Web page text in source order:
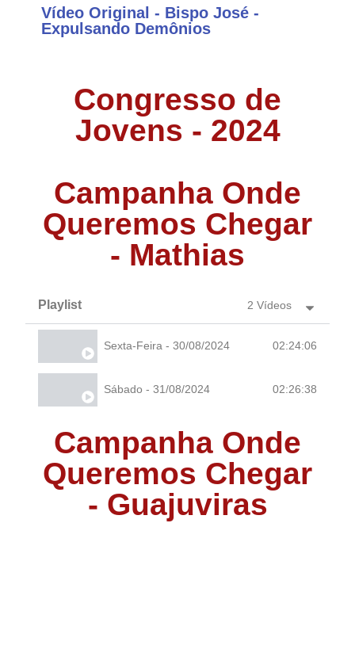
Vídeo Original - Bispo José -
Expulsando Demônios
Congresso de
Jovens - 2024
Campanha Onde
Queremos Chegar
- Mathias
Playlist 2 Vídeos
Sexta-Feira - 30/08/2024 02:24:06
Sábado - 31/08/2024 02:26:38
Campanha Onde
Queremos Chegar
- Guajuviras